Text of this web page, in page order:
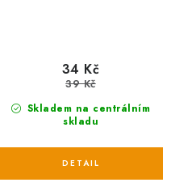
Skladem na centrálním
skladu
34 Kč
39 Kč